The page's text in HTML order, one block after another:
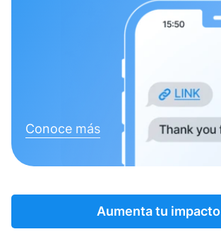
Conoce más
Aumenta tu impacto